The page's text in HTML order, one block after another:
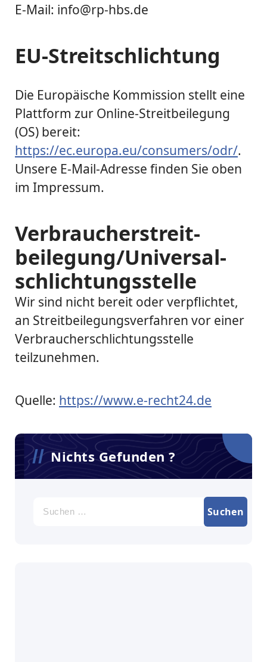
E-Mail: info@rp-hbs.de
EU-Streitschlichtung
Die Europäische Kommission stellt eine
Plattform zur Online-Streitbeilegung
(OS) bereit:
https://ec.europa.eu/consumers/odr/.
Unsere E-Mail-Adresse finden Sie oben
im Impressum.
Verbraucher­streit­
beilegung/Universal­
schlichtungs­stelle
Wir sind nicht bereit oder verpflichtet,
an Streitbeilegungsverfahren vor einer
Verbraucherschlichtungsstelle
teilzunehmen.
Quelle: https://www.e-recht24.de
Nichts Gefunden ?
Suche